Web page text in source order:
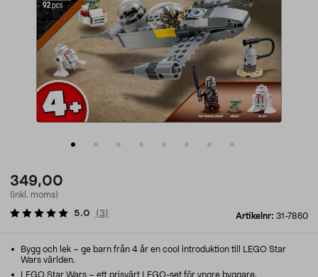
349,00
(inkl. moms)
Artikelnr: 31-7860
5.0 (3)
Bygg och lek – ge barn från 4 år en cool introduktion till LEGO Star
Wars världen.
LEGO Star Wars – ett prisvärt LEGO-set för yngre byggare.